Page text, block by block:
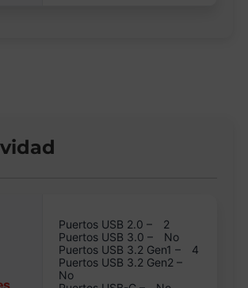
Puertos USB 2.0 –
2
Puertos USB 3.0 –
No
Puertos USB 3.2 Gen1 –
4
Puertos USB 3.2 Gen2 –
No